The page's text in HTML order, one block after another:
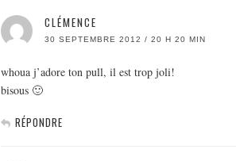
CLÉMENCE
30 SEPTEMBRE 2012 / 20 H 20 MIN
whoua j’adore ton pull, il est trop joli!
bisous 🙂
RÉPONDRE